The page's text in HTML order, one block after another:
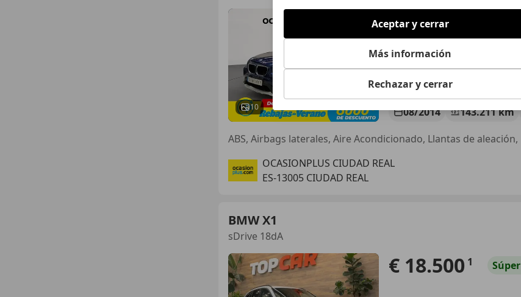
10
€ 11.890
08/2014 143.211 km
OCASIONPLUS CIUDAD REAL
ES-13005 CIUDAD REAL
BMW X1
sDrive 18dA
€ 18.500 1 Súper
Aceptar y cerrar
Más información
Rechazar y cerrar